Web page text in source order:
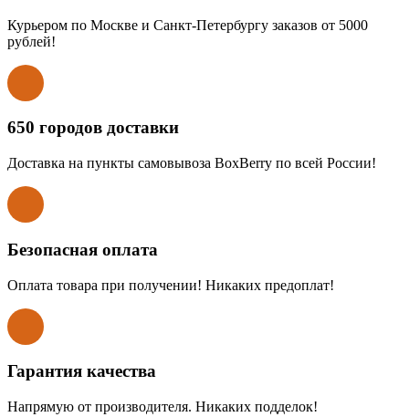
Курьером по Москве и Санкт-Петербургу заказов от 5000
рублей!
650 городов доставки
Доставка на пункты самовывоза BoxBerry по всей России!
Безопасная оплата
Оплата товара при получении! Никаких предоплат!
Гарантия качества
Напрямую от производителя. Никаких подделок!